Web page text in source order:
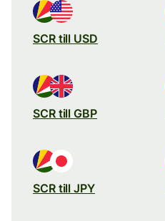
SCR till USD
SCR till GBP
SCR till JPY